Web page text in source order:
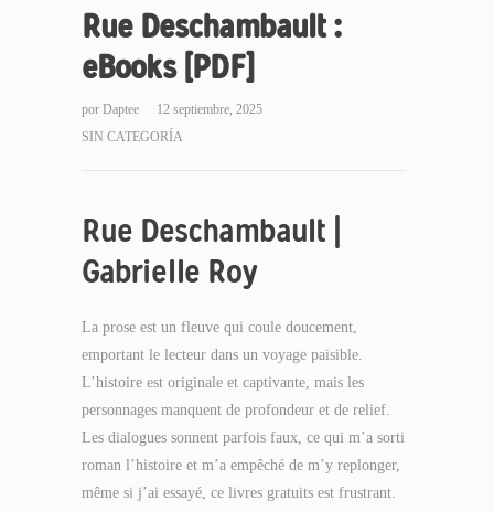
Rue Deschambault :
eBooks [PDF]
por Daptee
12 septiembre, 2025
SIN CATEGORÍA
Rue Deschambault |
Gabrielle Roy
La prose est un fleuve qui coule doucement,
emportant le lecteur dans un voyage paisible.
L’histoire est originale et captivante, mais les
personnages manquent de profondeur et de relief.
Les dialogues sonnent parfois faux, ce qui m’a sorti
roman l’histoire et m’a empêché de m’y replonger,
même si j’ai essayé, ce livres gratuits est frustrant.